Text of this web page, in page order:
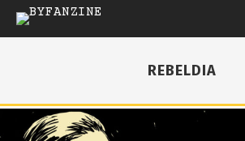
REBELDIA